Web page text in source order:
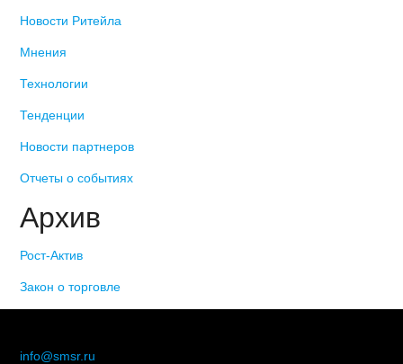
Новости Ритейла
Мнения
Технологии
Тенденции
Новости партнеров
Отчеты о событиях
Архив
Рост-Актив
Закон о торговле
info@smsr.ru